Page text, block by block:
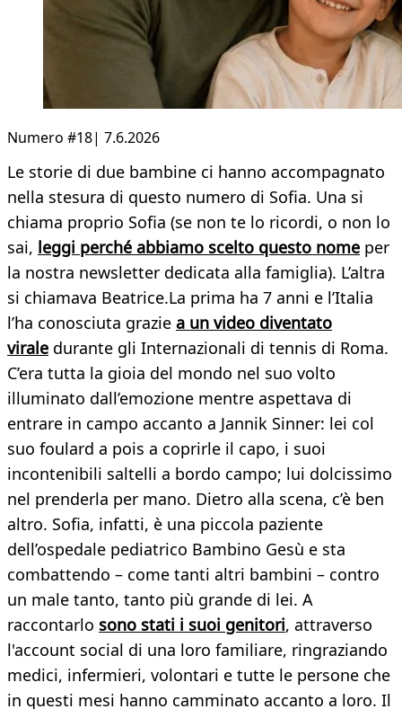
Numero #18| 7.6.2026
Le storie di due bambine ci hanno accompagnato
nella stesura di questo numero di Sofia. Una si
chiama proprio Sofia (se non te lo ricordi, o non lo
sai, leggi perché abbiamo scelto questo nome per
la nostra newsletter dedicata alla famiglia). L’altra
si chiamava Beatrice.La prima ha 7 anni e l’Italia
l’ha conosciuta grazie a un video diventato
virale durante gli Internazionali di tennis di Roma.
C’era tutta la gioia del mondo nel suo volto
illuminato dall’emozione mentre aspettava di
entrare in campo accanto a Jannik Sinner: lei col
suo foulard a pois a coprirle il capo, i suoi
incontenibili saltelli a bordo campo; lui dolcissimo
nel prenderla per mano. Dietro alla scena, c’è ben
altro. Sofia, infatti, è una piccola paziente
dell’ospedale pediatrico Bambino Gesù e sta
combattendo – come tanti altri bambini – contro
un male tanto, tanto più grande di lei. A
raccontarlo sono stati i suoi genitori, attraverso
l'account social di una loro familiare, ringraziando
medici, infermieri, volontari e tutte le persone che
in questi mesi hanno camminato accanto a loro. Il